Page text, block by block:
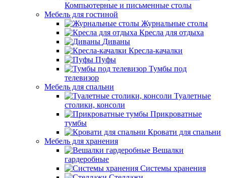
Компьютерные и письменные столы
Мебель для гостиной
Журнальные столы
Кресла для отдыха
Диваны
Кресла-качалки
Пуфы
Тумбы под
телевизор
Мебель для спальни
Туалетные
столики, консоли
Прикроватные
тумбы
Кровати для спальни
Мебель для хранения
Вешалки
гардеробные
Системы хранения